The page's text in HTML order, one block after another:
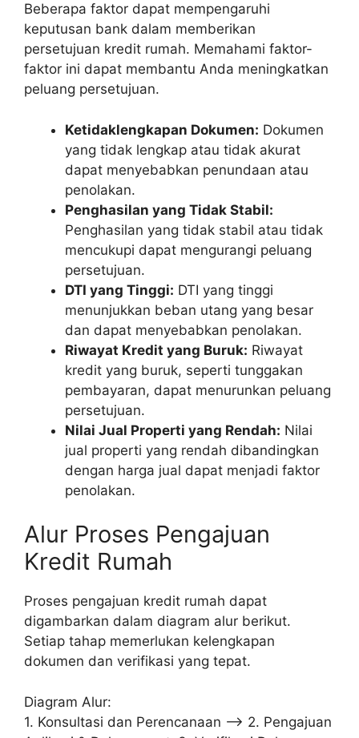
Beberapa faktor dapat mempengaruhi
keputusan bank dalam memberikan
persetujuan kredit rumah. Memahami faktor-
faktor ini dapat membantu Anda meningkatkan
peluang persetujuan.
Ketidaklengkapan Dokumen: Dokumen
yang tidak lengkap atau tidak akurat
dapat menyebabkan penundaan atau
penolakan.
Penghasilan yang Tidak Stabil:
Penghasilan yang tidak stabil atau tidak
mencukupi dapat mengurangi peluang
persetujuan.
DTI yang Tinggi: DTI yang tinggi
menunjukkan beban utang yang besar
dan dapat menyebabkan penolakan.
Riwayat Kredit yang Buruk: Riwayat
kredit yang buruk, seperti tunggakan
pembayaran, dapat menurunkan peluang
persetujuan.
Nilai Jual Properti yang Rendah: Nilai
jual properti yang rendah dibandingkan
dengan harga jual dapat menjadi faktor
penolakan.
Alur Proses Pengajuan
Kredit Rumah
Proses pengajuan kredit rumah dapat
digambarkan dalam diagram alur berikut.
Setiap tahap memerlukan kelengkapan
dokumen dan verifikasi yang tepat.
Diagram Alur:
1. Konsultasi dan Perencanaan –> 2. Pengajuan